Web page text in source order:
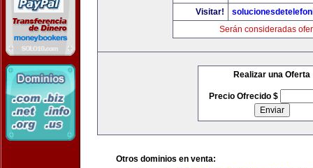
Visitar!
Serán consideradas
Realizar una Oferta
Precio Ofrecido $
Otros dominios en venta: